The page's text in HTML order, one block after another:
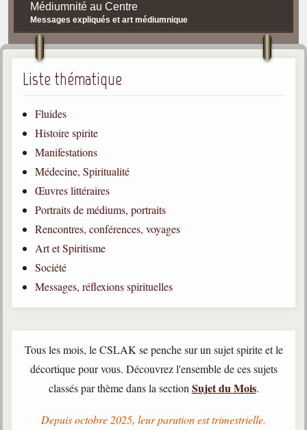
Médiumnité au Centre
Messages expliqués et art médiumnique
Contact / Accès
Plan d'accès
La doctrine Spirite
Les bases du spiritisme
Philosophie
La doctrine d'Allan Kardec
But des manifestations spirites
Esprits
Les hommes
Allan Kardec
1804-1869
1846-1927
Liste thématique
Fluides
Histoire spirite
Manifestations
Médecine, Spiritualité
Œuvres littéraires
Portraits de médiums, portraits
Rencontres, conférences, voyages
Art et Spiritisme
Société
Messages, réflexions spirituelles
Tous les mois, le CSLAK se penche sur un sujet spirite et le
décortique pour vous. Découvrez l'ensemble de ces sujets
classés par thème dans la section Sujet du Mois.
Depuis octobre 2025, leur parution est trimestrielle.